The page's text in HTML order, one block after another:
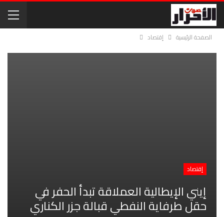
الصفحة الرئيسية إقتصاد
إقتصاد
إيني الإيطالية العملاقة تبدأ الحفر في
حقل طرفاية النفطي قبالة جزر الكناري